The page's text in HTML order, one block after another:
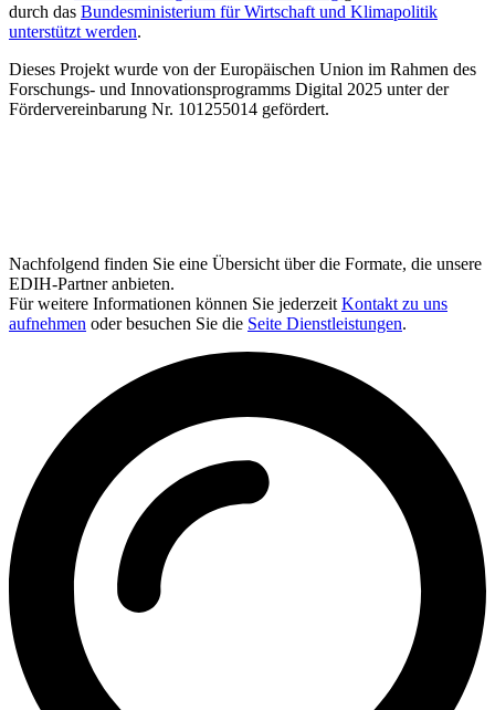
durch das Bundesministerium für Wirtschaft und Klimapolitik
unterstützt werden.
Dieses Projekt wurde von der Europäischen Union im Rahmen des
Forschungs- und Innovationsprogramms Digital 2025 unter der
Fördervereinbarung Nr. 101255014 gefördert.
Nachfolgend finden Sie eine Übersicht über die Formate, die unsere
EDIH-Partner anbieten.
Für weitere Informationen können Sie jederzeit Kontakt zu uns
aufnehmen oder besuchen Sie die Seite Dienstleistungen.